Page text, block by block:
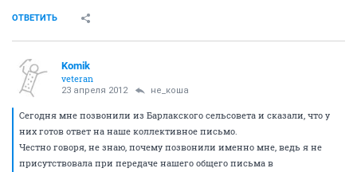
ОТВЕТИТЬ
Komik
veteran
23 апреля 2012 не_коша
Сегодня мне позвонили из Барлакского сельсовета и сказали, что у
них готов ответ на наше коллективное письмо.
Честно говоря, не знаю, почему позвонили именно мне, ведь я не
присутствовала при передаче нашего общего письма в